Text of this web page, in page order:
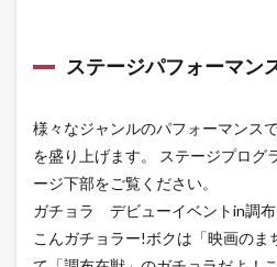
ステージパフォーマン
様々なジャンルのパフォーマンス
を盛り上げます。 ステージプログ
ージ下部をご覧ください。
ガチョラ デビューイベントin調布
こんガチョラー!ボクは「映画のま